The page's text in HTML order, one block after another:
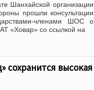
Шанхайской организации
прошли консультации
членами ШОС о
«Ховар» со ссылкой на
сохранится высокая